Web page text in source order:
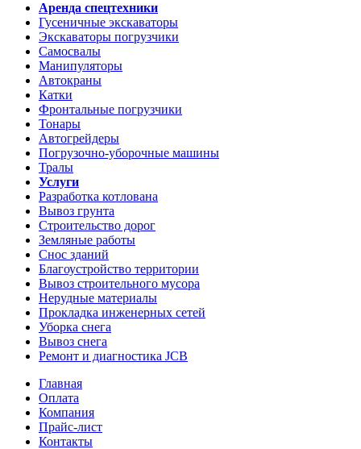
Аренда спецтехники
Гусеничные экскаваторы
Экскаваторы погрузчики
Самосвалы
Манипуляторы
Автокраны
Катки
Фронтальные погрузчики
Тонары
Автогрейдеры
Погрузочно-уборочные машины
Тралы
Услуги
Разработка котлована
Вывоз грунта
Строительство дорог
Земляные работы
Снос зданий
Благоустройство территории
Вывоз строительного мусора
Нерудные материалы
Прокладка инженерных сетей
Уборка снега
Вывоз снега
Ремонт и диагностика JCB
Главная
Оплата
Компания
Прайс-лист
Контакты